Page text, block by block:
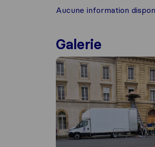
Aucune information
Galerie